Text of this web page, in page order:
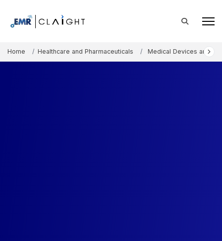
Home Healthcare and Pharmaceuticals Medical Devices and